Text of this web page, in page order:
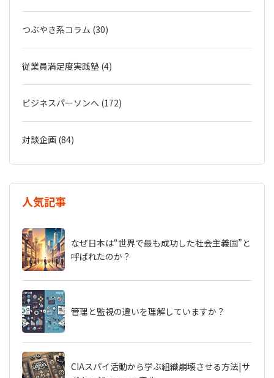
つぶやき系コラム (30)
従業員満足度実践塾 (4)
ビジネスパーソンへ (172)
対談企画 (84)
人気記事
なぜ日本は“世界で最も成功した社会主義国”と
呼ばれたのか？
管理と監視の違いを理解していますか？
CIAスパイ活動から学ぶ組織崩壊させる方法|サ